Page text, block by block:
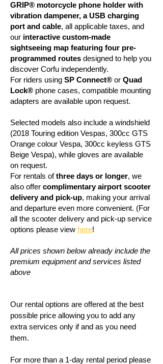
GRIP® motorcycle phone holder with
vibration dampener, a USB charging
port and cable, all applicable taxes, and
our interactive custom-made
sightseeing map featuring four pre-
programmed routes designed to help you
discover Corfu independently.
For riders using SP Connect® or Quad
Lock® phone cases, compatible mounting
adapters are available upon request.
Selected models also include a windshield
(2018 Touring edition Vespas, 300cc GTS
Orange colour Vespa, 300cc keyless GTS
Beige Vespa), while gloves are available
on request.
For rentals ofthree days or longer, we
also offer complimentary airport scooter
delivery and pick-up, making your arrival
and departure even more convenient. (For
all the scooter delivery and pick-up service
options please view here!
All prices shown below already include the
premium equipment and services listed
above
Our rental options are offered at the best
possible price allowing you to add any
extra services only if and as you need
them.
For more than a 1-day rental period please